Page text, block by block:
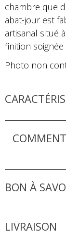
chambre que
abat-jour est
artisanal situé
finition
Photo non
BON À
LIVRAISON